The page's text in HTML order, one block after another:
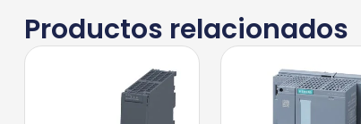
Productos relacionados